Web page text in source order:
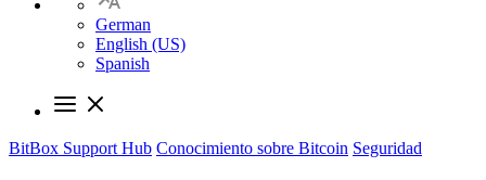
German
English (US)
Spanish
BitBox Support Hub Conocimiento sobre Bitcoin Seguridad